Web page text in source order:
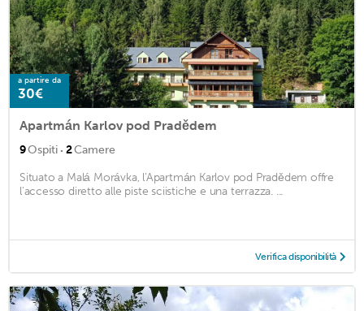
a partire da
30€
Apartmán Karlov pod Pradědem
9Ospiti · 2Camere
Situato a Malá Morávka, l'Apartmán Karlov pod Pradědem offre
l'accesso diretto alle piste sciistiche e una terrazza. ...
Verifica disponibilità